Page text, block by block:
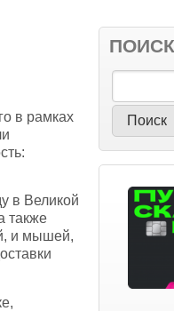
в рамках
в Великой
также
и мышей,